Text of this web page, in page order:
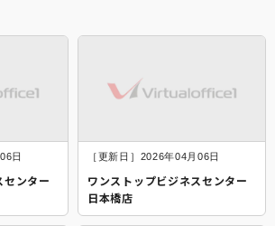
日
センター
［更新日］2026年04月06日
ワンストップビジネスセンター
日本橋店